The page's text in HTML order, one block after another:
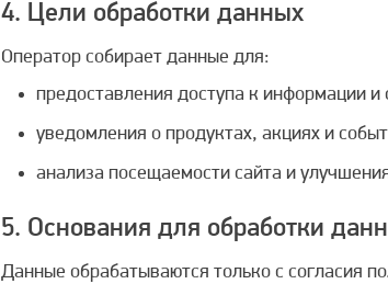
4. Цели обработки данных
Оператор собирает данные для:
предоставления доступа к информации и
уведомления о продуктах, акциях и
анализа посещаемости сайта и
5. Основания для обработки
Данные обрабатываются только с согласия